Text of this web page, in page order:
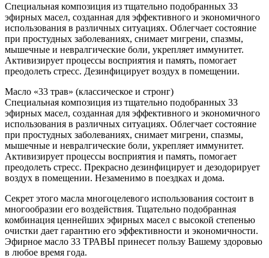
Специальная композиция из тщательно подобранных 33
эфирных масел, созданная для эффективного и экономичного
использования в различных ситуациях. Облегчает состояние
при простудных заболеваниях, снимает мигрени, спазмы,
мышечные и невралгические боли, укрепляет иммунитет.
Активизирует процессы восприятия и память, помогает
преодолеть стресс. Дезинфицирует воздух в помещении.
Масло «33 трав» (классическое и стронг)
Специальная композиция из тщательно подобранных 33
эфирных масел, созданная для эффективного и экономичного
использования в различных ситуациях. Облегчает состояние
при простудных заболеваниях, снимает мигрени, спазмы,
мышечные и невралгические боли, укрепляет иммунитет.
Активизирует процессы восприятия и память, помогает
преодолеть стресс. Прекрасно дезинфицирует и дезодорирует
воздух в помещении. Незаменимо в поездках и дома.
Секрет этого масла многоцелевого использования состоит в
многообразии его воздействия. Тщательно подобранная
комбинация ценнейших эфирных масел с высокой степенью
очистки дает гарантию его эффективности и экономичности.
Эфирное масло 33 ТРАВЫ принесет пользу Вашему здоровью
в любое время года.